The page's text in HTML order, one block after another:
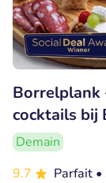
Borrelplank
cocktails bij
Demain
9.7
Parfait